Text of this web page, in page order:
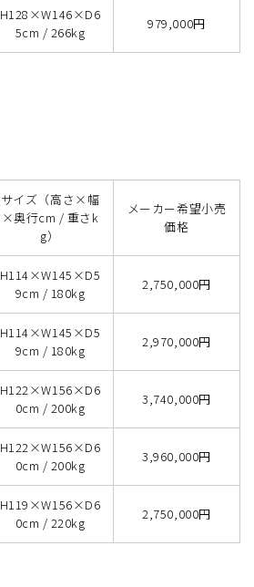
H128×W146×D6
5cm / 266kg
979,000円
サイズ（高さ×幅
×奥行cm / 重さk
g）
メーカー希望小売
価格
H114×W145×D5
9cm / 180kg
2,750,000円
H114×W145×D5
9cm / 180kg
2,970,000円
H122×W156×D6
0cm / 200kg
3,740,000円
H122×W156×D6
0cm / 200kg
3,960,000円
H119×W156×D6
0cm / 220kg
2,750,000円